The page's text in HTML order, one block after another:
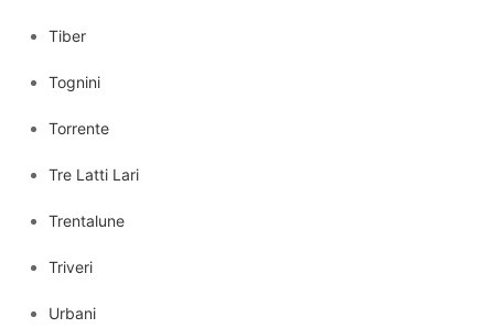
Tiber
Tognini
Torrente
Tre Latti Lari
Trentalune
Triveri
Urbani